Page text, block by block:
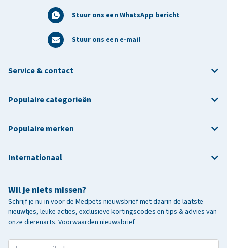
Stuur ons een WhatsApp bericht
Stuur ons een e-mail
Wil je niets missen?
Schrijf je nu in voor de Medpets nieuwsbrief met daarin de laatste
nieuwtjes, leuke acties, exclusieve kortingscodes en tips & advies van
onze dierenarts. Voorwaarden nieuwsbrief
Service & contact
Populaire categorieën
Populaire merken
Internationaal